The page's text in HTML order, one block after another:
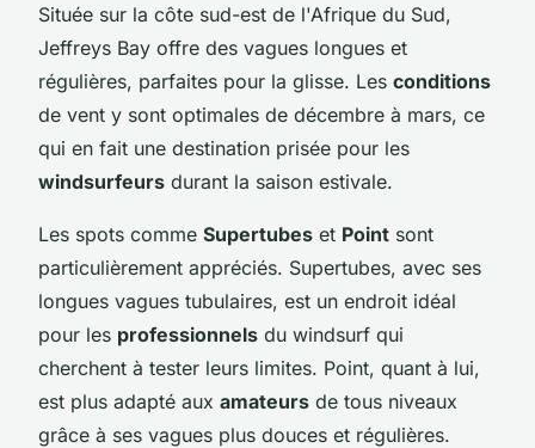
Située sur la côte sud-est de l'Afrique du Sud,
Jeffreys Bay offre des vagues longues et
régulières, parfaites pour la glisse. Les conditions
de vent y sont optimales de décembre à mars, ce
qui en fait une destination prisée pour les
windsurfeurs durant la saison estivale.
Les spots comme Supertubes et Point sont
particulièrement appréciés. Supertubes, avec ses
longues vagues tubulaires, est un endroit idéal
pour les professionnels du windsurf qui
cherchent à tester leurs limites. Point, quant à lui,
est plus adapté aux amateurs de tous niveaux
grâce à ses vagues plus douces et régulières.